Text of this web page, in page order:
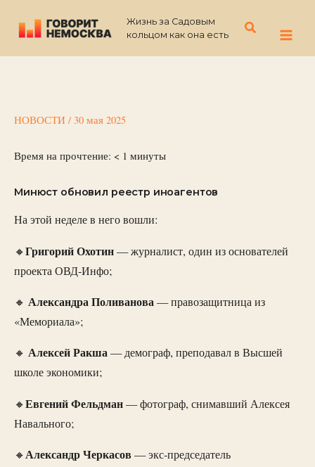
содержимому
Жизнь за Садовым
кольцом как она есть
Поиск
НОВОСТИ / 30 мая 2025
Время на прочтение: < 1 минуты
Минюст обновил реестр иноагентов
На этой неделе в него вошли:
🔸Григорий Охотин— журналист, один из основателей
проекта ОВД-Инфо;
🔸 Александра Поливанова— правозащитница из
«Мемориала»;
🔸 Алексей Ракша— демограф, преподавал в Высшей
школе экономики;
🔸Евгений Фельдман— фотограф, снимавший Алексея
Навального;
🔸Александр Черкасов — экс-председатель